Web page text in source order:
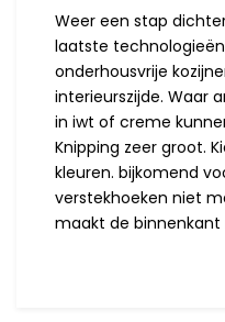
Weer een stap
laatste
onderhousvrije
interieurszijde. Waar
in iwt of creme
Knipping zeer groot.
kleuren. bijkomend
verstekhoeken niet
maakt de binnenkant